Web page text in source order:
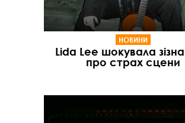
НОВИНИ
Lida Lee шокувала
про страх сцени